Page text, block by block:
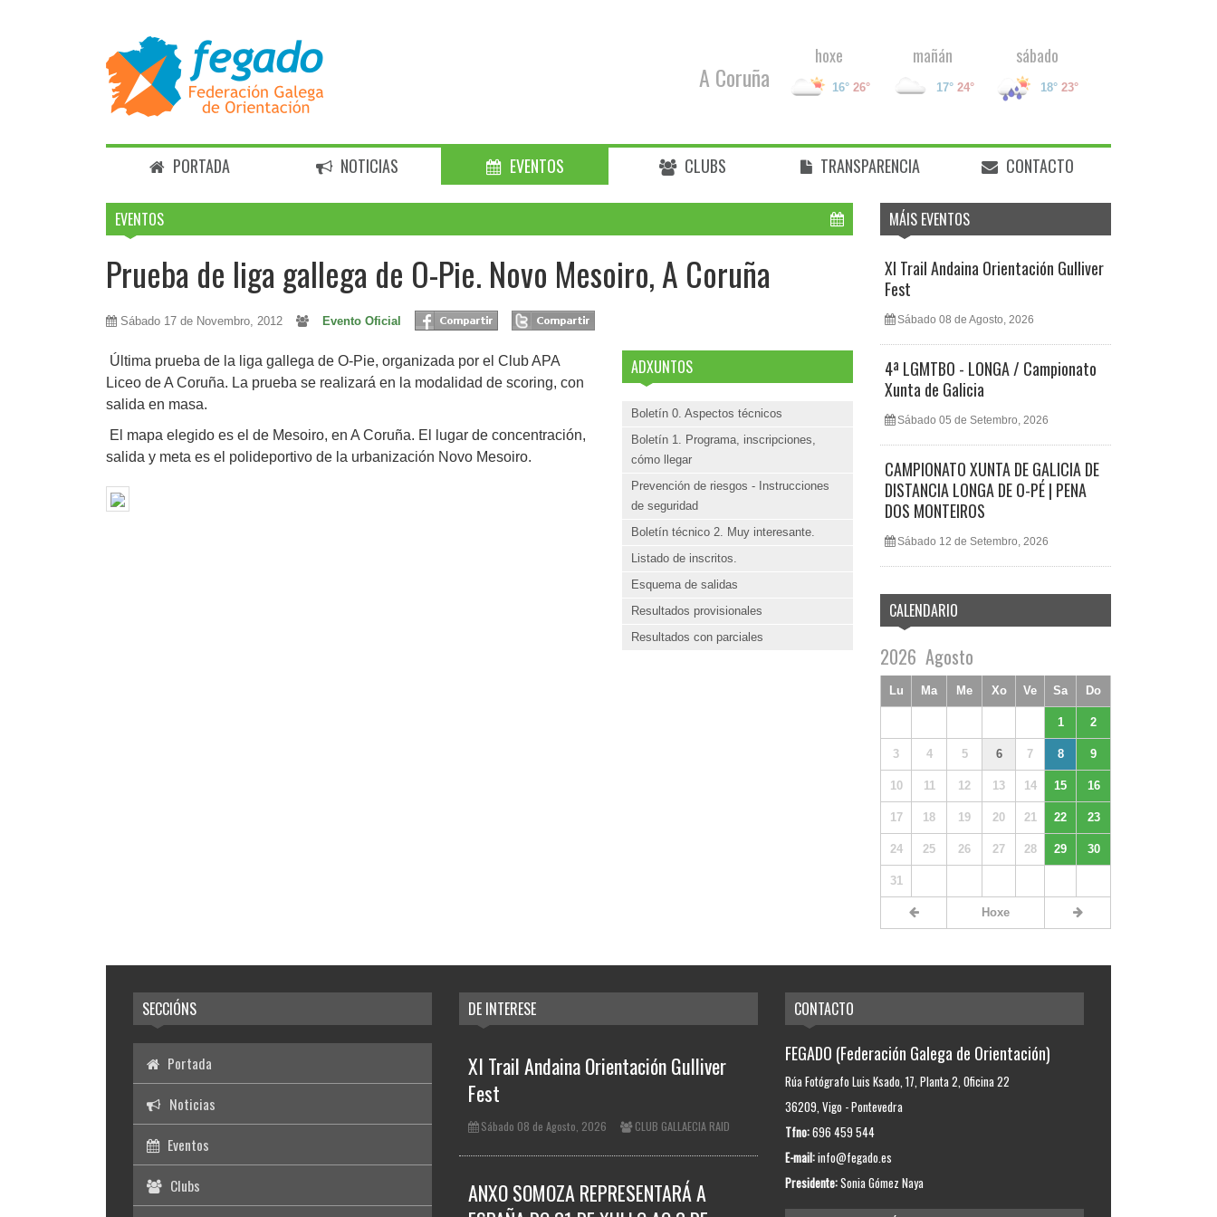
A Coruña
hoxe
16° 26°
mañán
17° 24°
sábado
18° 23°
PORTADA NOTICIAS EVENTOS CLUBS TRANSPARENCIA CONTACTO
EVENTOS
Prueba de liga gallega de O-Pie. Novo Mesoiro, A Coruña
Sábado 17 de Novembro, 2012 Evento Oficial
Última prueba de la liga gallega de O-Pie, organizada por el Club APA
Liceo de A Coruña. La prueba se realizará en la modalidad de scoring, con
salida en masa.
El mapa elegido es el de Mesoiro, en A Coruña. El lugar de concentración,
salida y meta es el polideportivo de la urbanización Novo Mesoiro.
ADXUNTOS
Boletín 0. Aspectos técnicos
Boletín 1. Programa, inscripciones,
cómo llegar
Prevención de riesgos - Instrucciones
de seguridad
Boletín técnico 2. Muy interesante.
Listado de inscritos.
Esquema de salidas
Resultados provisionales
Resultados con parciales
MÁIS EVENTOS
XI Trail Andaina Orientación Gulliver
Fest
Sábado 08 de Agosto, 2026
4ª LGMTBO - LONGA / Campionato
Xunta de Galicia
Sábado 05 de Setembro, 2026
CAMPIONATO XUNTA DE GALICIA DE
DISTANCIA LONGA DE O-PÉ | PENA
DOS MONTEIROS
Sábado 12 de Setembro, 2026
CALENDARIO
2026 Agosto
Lu Ma Me Xo Ve Sa Do
1 2
3 4 5 6 7 8 9
10 11 12 13 14 15 16
17 18 19 20 21 22 23
24 25 26 27 28 29 30
31
Hoxe
SECCIÓNS
Portada
Noticias
Eventos
Clubs
DE INTERESE
XI Trail Andaina Orientación Gulliver
Fest
Sábado 08 de Agosto, 2026 CLUB GALLAECIA RAID
ANXO SOMOZA REPRESENTARÁ A
CONTACTO
FEGADO (Federación Galega de Orientación)
Rúa Fotógrafo Luis Ksado, 17, Planta 2, Oficina 22
36209, Vigo - Pontevedra
Tfno:696 459 544
E-mail:info@fegado.es
Presidente:Sonia Gómez Naya